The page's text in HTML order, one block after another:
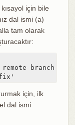
için bile
dal ismi (a)
tam olarak
branch
için, ilk
dal ismi